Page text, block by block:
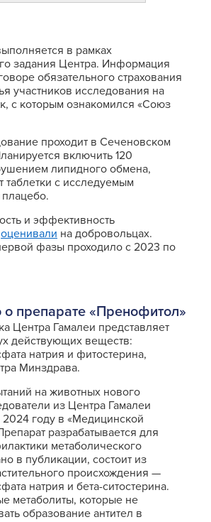
в рамках
задания Центра. Информация
обязательного страхования
участников исследования на
с которым ознакомился «Союз
проходит в Сеченовском
включить 120
липидного обмена,
таблетки с исследуемым
и эффективность
оценивали на добровольцах.
фазы проходило с 2023 по
о препарате «Пренофитол»
Центра Гамалеи представляет
действующих веществ:
натрия и фитостерина,
Минздрава.
на животных нового
из Центра Гамалеи
2024 году в «Медицинской
разрабатывается для
метаболического
в публикации, состоит из
происхождения —
натрия и бета-ситостерина.
метаболиты, которые не
образование антител в